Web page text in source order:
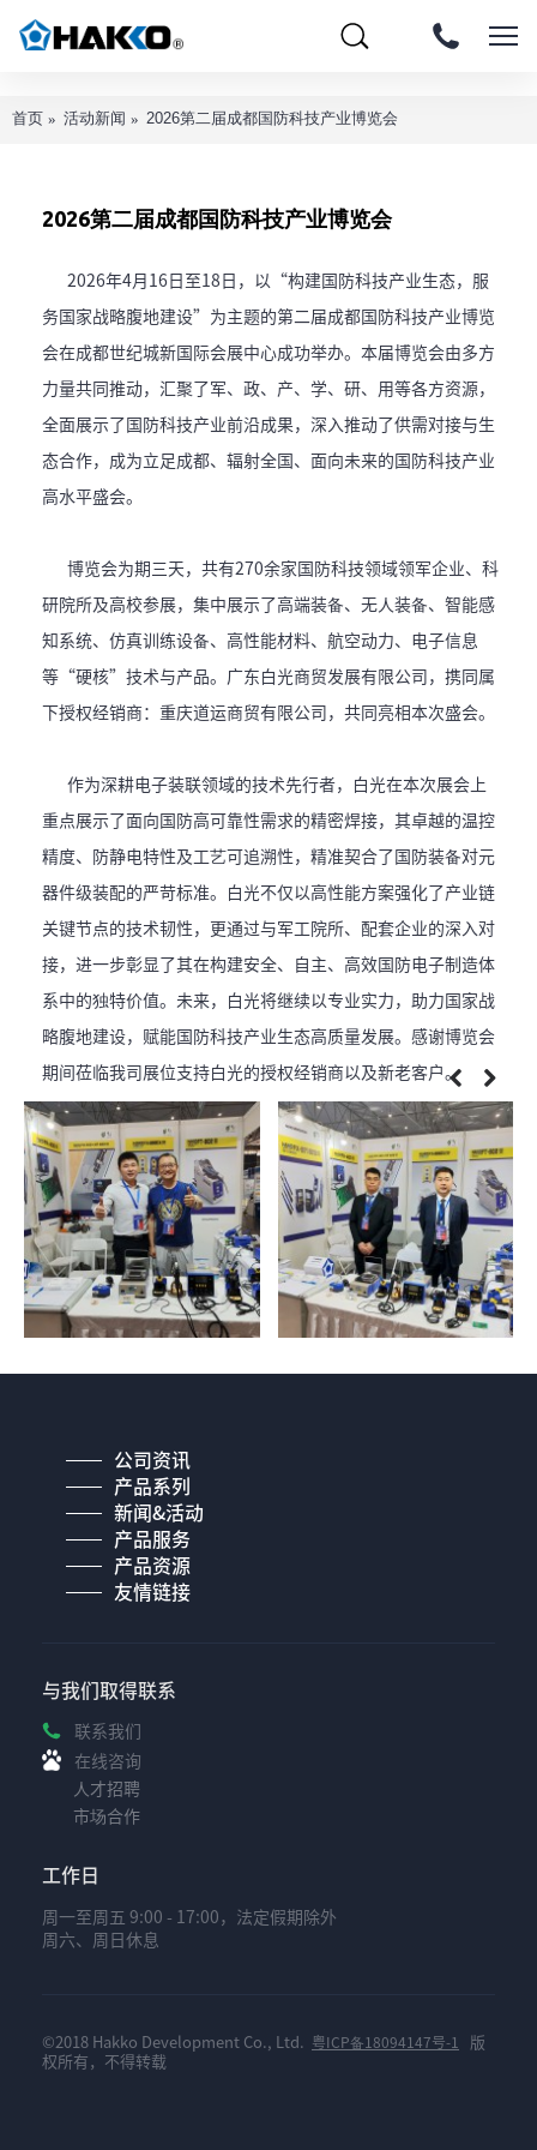
首页 活动新闻 2026第二届成都国防科技产业博览会
2026第二届成都国防科技产业博览会
2026年4月16日至18日，以“构建国防科技产业生态，服
务国家战略腹地建设”为主题的第二届成都国防科技产业博览
会在成都世纪城新国际会展中心成功举办。本届博览会由多方
力量共同推动，汇聚了军、政、产、学、研、用等各方资源，
全面展示了国防科技产业前沿成果，深入推动了供需对接与生
态合作，成为立足成都、辐射全国、面向未来的国防科技产业
高水平盛会。
博览会为期三天，共有270余家国防科技领域领军企业、科
研院所及高校参展，集中展示了高端装备、无人装备、智能感
知系统、仿真训练设备、高性能材料、航空动力、电子信息
等“硬核”技术与产品。广东白光商贸发展有限公司，携同属
下授权经销商：重庆道运商贸有限公司，共同亮相本次盛会。
作为深耕电子装联领域的技术先行者，白光在本次展会上
重点展示了面向国防高可靠性需求的精密焊接，其卓越的温控
精度、防静电特性及工艺可追溯性，精准契合了国防装备对元
器件级装配的严苛标准。白光不仅以高性能方案强化了产业链
关键节点的技术韧性，更通过与军工院所、配套企业的深入对
接，进一步彰显了其在构建安全、自主、高效国防电子制造体
系中的独特价值。未来，白光将继续以专业实力，助力国家战
略腹地建设，赋能国防科技产业生态高质量发展。感谢博览会
期间莅临我司展位支持白光的授权经销商以及新老客户。
公司资讯
产品系列
新闻&活动
产品服务
产品资源
友情链接
与我们取得联系
联系我们
在线咨询
人才招聘
市场合作
工作日
周一至周五 9:00 - 17:00，法定假期除外
周六、周日休息
©2018 Hakko Development Co., Ltd. 粤ICP备18094147号-1
版
权所有，不得转载